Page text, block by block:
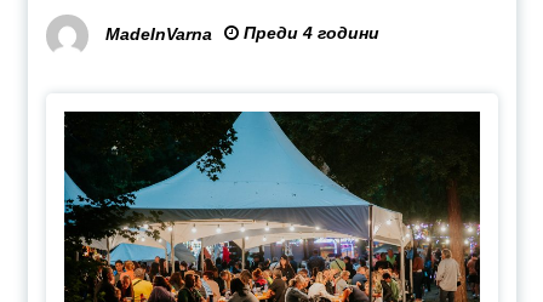
MadeInVarna Преди 4 години